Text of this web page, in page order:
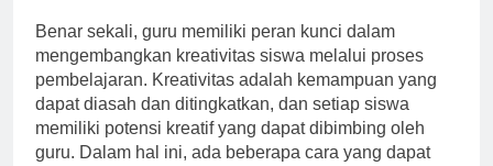
Benar sekali, guru memiliki peran kunci dalam
mengembangkan kreativitas siswa melalui proses
pembelajaran. Kreativitas adalah kemampuan yang
dapat diasah dan ditingkatkan, dan setiap siswa
memiliki potensi kreatif yang dapat dibimbing oleh
guru. Dalam hal ini, ada beberapa cara yang dapat